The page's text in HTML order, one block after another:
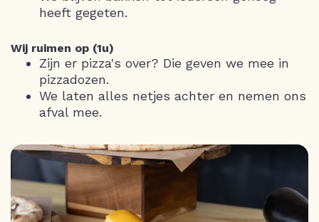
heeft gegeten.
Wij ruimen op (1u)
Zijn er pizza's over? Die geven we mee in
pizzadozen.
We laten alles netjes achter en nemen ons
afval mee.